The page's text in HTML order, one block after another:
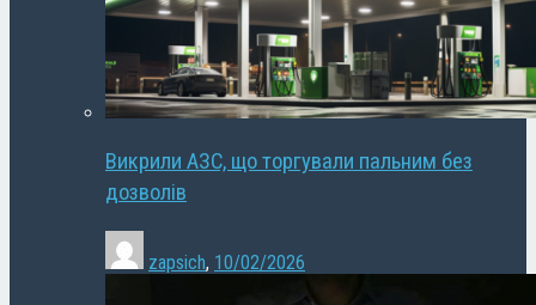
Викрили АЗС, що торгували пальним без
дозволів
zapsich, 10/02/2026